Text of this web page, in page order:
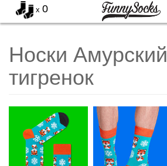
x 0
Носки Амурский
тигренок